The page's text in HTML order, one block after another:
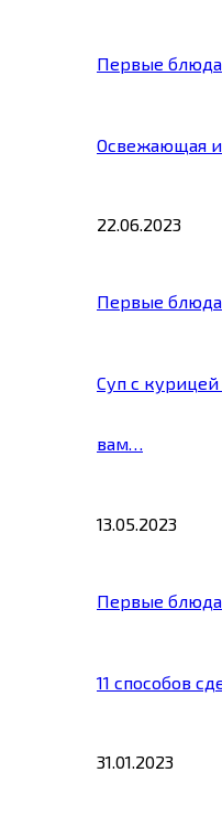
Первые блюда
Освежающая и
22.06.2023
Первые блюда
Суп с
вам…
13.05.2023
Первые блюда
11 способов
31.01.2023